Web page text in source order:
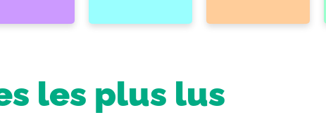
les plus lus